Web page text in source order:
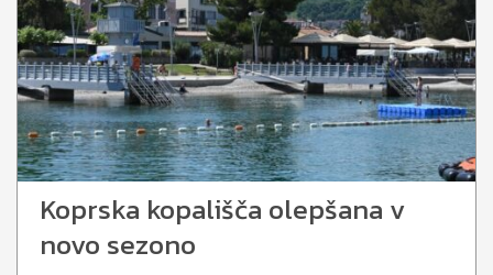
Koprska kopališča olepšana v
novo sezono